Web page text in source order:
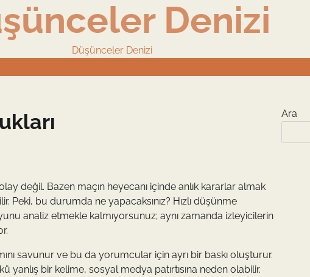
Denizi
Düşünceler Denizi
değil. Bazen maçın heyecanı içinde anlık kararlar almak
Peki, bu durumda ne yapacaksınız? Hızlı düşünme
analiz etmekle kalmıyorsunuz; aynı zamanda izleyicilerin
savunur ve bu da yorumcular için ayrı bir baskı oluşturur.
yanlış bir kelime, sosyal medya patırtısına neden olabilir.
Ara